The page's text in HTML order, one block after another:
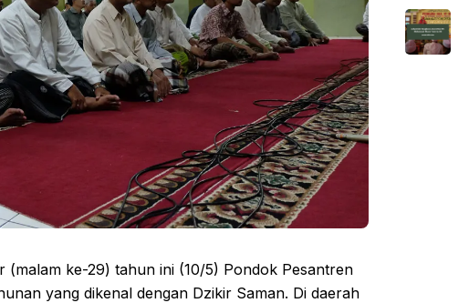
(malam ke-29) tahun ini (10/5) Pondok Pesantren
yang dikenal dengan Dzikir Saman. Di daerah